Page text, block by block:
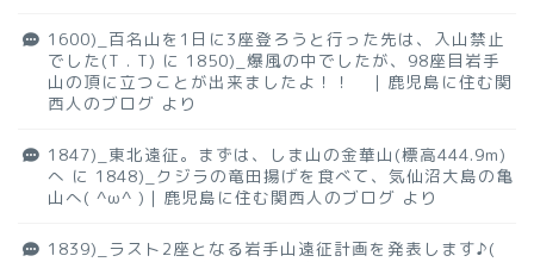
1600)_百名山を1日に3座登ろうと行った先は、入山禁止
でした(T . T) に 1850)_爆風の中でしたが、98座目岩手
山の頂に立つことが出来ましたよ！！ ｜鹿児島に住む関
西人のブログ より
1847)_東北遠征。まずは、しま山の金華山(標高444.9m)
へ に 1848)_クジラの竜田揚げを食べて、気仙沼大島の亀
山へ( ^ω^ )｜鹿児島に住む関西人のブログ より
1839)_ラスト2座となる岩手山遠征計画を発表します♪(